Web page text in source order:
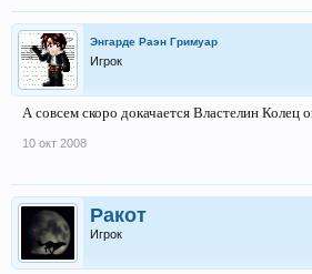
Энгарде Раэн Гримуар
Игрок
А совсем скоро докачается Властелин
10 окт 2008
Ракот
Игрок